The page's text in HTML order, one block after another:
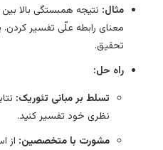
مثال: نتیجه همبستگی بالا بین
معنای رابطه علّی تفسیر
تحقیق.
راه حل:
تسلط بر مبانی تئوریک:
نظری خود تفسیر کنید.
مشورت با متخصصین: از